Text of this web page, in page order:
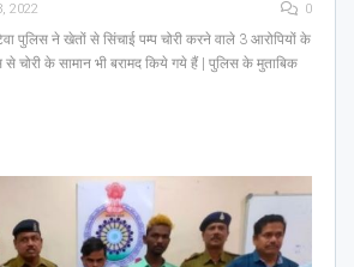
2022 0
पुलिस ने खेतों से सिंचाई पम्प चोरी करने वाले 3 आरोपियों के
से चोरी के सामान भी बरामद किये गये हैं | पुलिस के मुताबिक